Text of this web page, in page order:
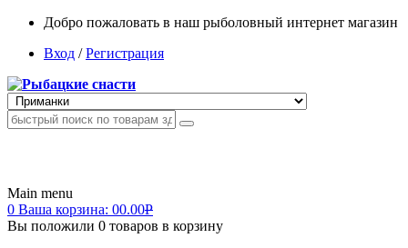
Добро пожаловать в наш рыболовный интернет магазин
Вход /Регистрация
Main menu
0 Ваша корзина: 00.00Р
Вы положили 0 товаров в корзину